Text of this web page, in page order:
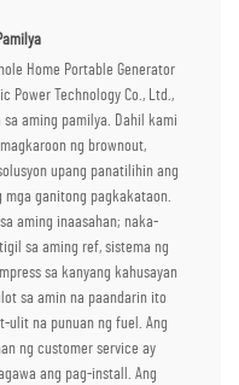
Home Portable Generator
Power Technology Co., Ltd.,
aming pamilya. Dahil kami
ng brownout,
upang panatilihin ang
mga ganitong pagkakataon.
aming inaasahan; naka-
sa aming ref, sistema ng
sa kanyang kahusayan
sa amin na paandarin ito
ulit na punuan ng fuel. Ang
ng customer service ay
ang pag-install. Ang